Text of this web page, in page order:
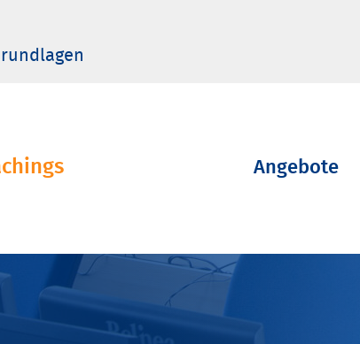
Navigation
Angebote